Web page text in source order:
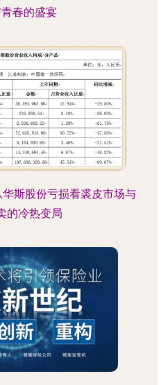
春的盛宴
斯股份亏损看裘皮市场与
的冷热变局